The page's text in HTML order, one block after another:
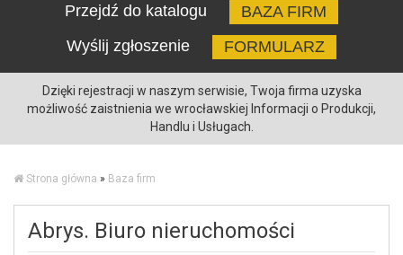
Przejdź do katalogu
BAZA FIRM
Wyślij zgłoszenie
FORMULARZ
Dzięki rejestracji w naszym serwisie, Twoja firma uzyska
możliwość zaistnienia we wrocławskiej Informacji o Produkcji,
Handlu i Usługach.
Strona główna » Baza firm
Abrys. Biuro nieruchomości